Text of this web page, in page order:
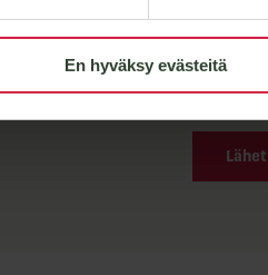
En hyväksy evästeitä